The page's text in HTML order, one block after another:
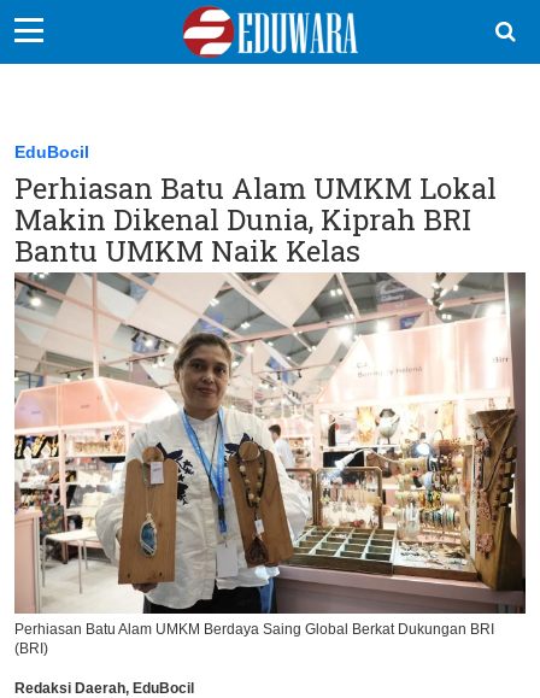
Sekolah Kita
Vokasi
Kampus
Idea
Sains
EduDana
Ikuti Kami di:
EduBocil
Perhiasan Batu Alam UMKM Lokal
Makin Dikenal Dunia, Kiprah BRI
Bantu UMKM Naik Kelas
Perhiasan Batu Alam UMKM Berdaya Saing Global Berkat Dukungan BRI
(BRI)
Redaksi Daerah, EduBocil